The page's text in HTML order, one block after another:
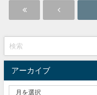
アーカイブ